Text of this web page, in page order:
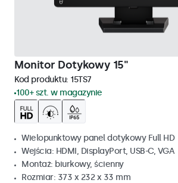
Monitor Dotykowy 15"
Kod produktu: 15TS7
100+ szt. w magazynie
Wielopunktowy panel dotykowy Full HD
Wejścia: HDMI, DisplayPort, USB-C, VGA
Montaż: biurkowy, ścienny
Rozmiar: 373 x 232 x 33 mm